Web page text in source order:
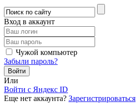
Вход в аккаунт
Чужой компьютер
Забыли пароль?
Или
Войти c Яндекс ID
Еще нет аккаунта? Зарегистрироваться